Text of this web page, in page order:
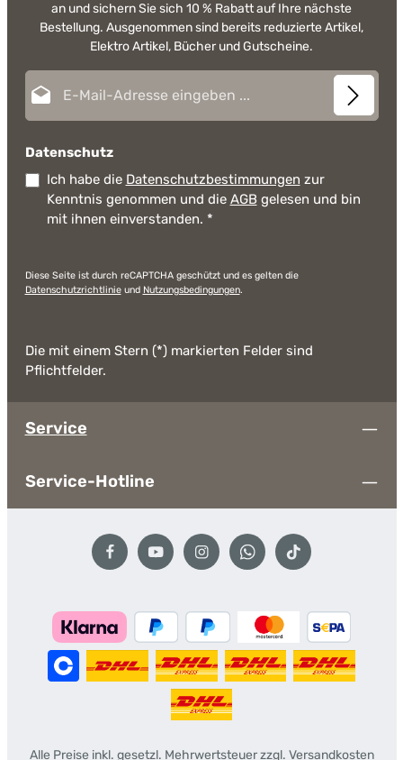
an und sichern Sie sich 10 % Rabatt auf Ihre nächste
Bestellung. Ausgenommen sind bereits reduzierte Artikel,
Elektro Artikel, Bücher und Gutscheine.
Datenschutz
Ich habe die Datenschutzbestimmungen zur
Kenntnis genommen und die AGB gelesen und bin
mit ihnen einverstanden. *
Diese Seite ist durch reCAPTCHA geschützt und es gelten die
Datenschutzrichtlinieund Nutzungsbedingungen.
Die mit einem Stern (*) markierten Felder sind
Pflichtfelder.
Service
Service-Hotline
Alle Preise inkl. gesetzl. Mehrwertsteuer zzgl. Versandkosten